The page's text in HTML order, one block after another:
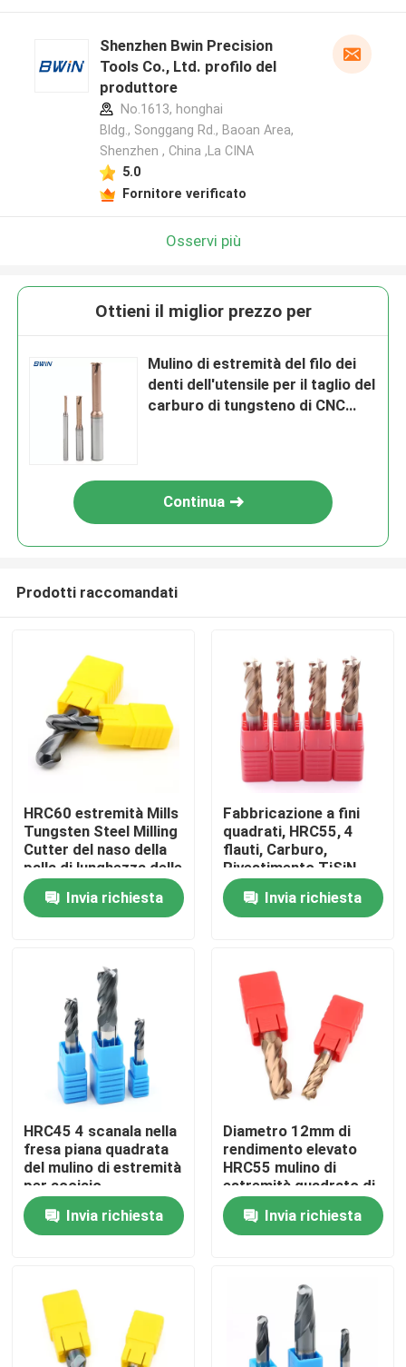
Casa
Prodotti
Chi siamo
Giro della fabbrica
Controllo di qualità
Contattaci
Richiedi un preventivo
Inserzioni del carburo di tungsteno
Shenzhen Bwin Precision
Tools Co., Ltd. profilo del
produttore
No.1613, honghai
Bldg., Songgang Rd., Baoan Area,
Shenzhen , China ,La CINA
5.0
Fornitore verificato
Osservi più
Ottieni il miglior prezzo per
Mulino di estremità del filo dei
denti dell'utensile per il taglio del
carburo di tungsteno di CNC
Continua
Prodotti raccomandati
HRC60 estremità Mills
Tungsten Steel Milling
Cutter del naso della
palla di lunghezza delle
flauto del carburo 2
con la testa della palla
Invia richiesta
Fabbricazione a fini
quadrati, HRC55, 4
flauti, Carburo,
Rivestimento TiSiN
Invia richiesta
HRC45 4 scanala nella
fresa piana quadrata
del mulino di estremità
per acciaio
inossidabile
Invia richiesta
Diametro 12mm di
rendimento elevato
HRC55 mulino di
estremità quadrato di
4 flauto per ghisa
d'acciaioInvia richiesta